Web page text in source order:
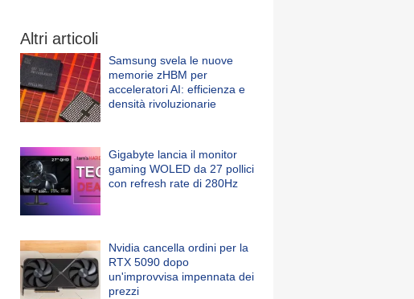
Altri articoli
Samsung svela le nuove
memorie zHBM per
acceleratori AI: efficienza e
densità rivoluzionarie
Gigabyte lancia il monitor
gaming WOLED da 27 pollici
con refresh rate di 280Hz
Nvidia cancella ordini per la
RTX 5090 dopo
un'improvvisa impennata dei
prezzi